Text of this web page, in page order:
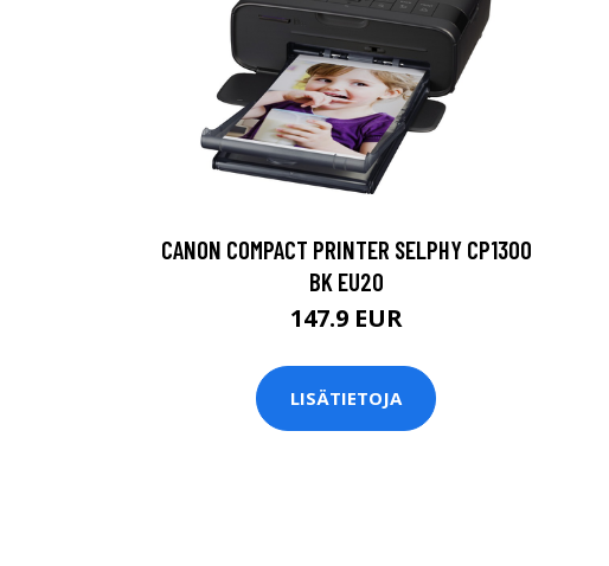
CANON COMPACT PRINTER SELPHY CP1300
BK EU20
147.9 EUR
LISÄTIETOJA